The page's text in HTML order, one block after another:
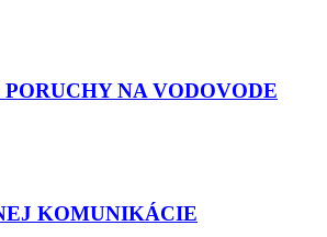
NA VODOVODE
KOMUNIKÁCIE